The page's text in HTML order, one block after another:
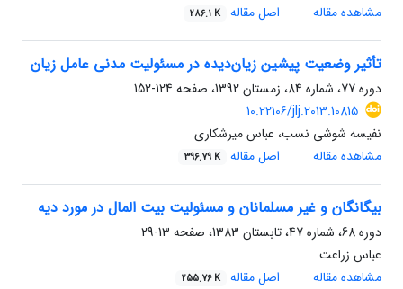
مشاهده مقاله
اصل مقاله 286.1 K
تأثیر وضعیت پیشین زیان‌دیده در مسئولیت مدنی عامل زیان
دوره 77، شماره 84، زمستان 1392، صفحه
124-152
10.22106/jlj.2013.10815
نفیسه شوشی نسب، عباس میرشکاری
مشاهده مقاله
اصل مقاله 396.79 K
بیگانگان و غیر مسلمانان و مسئولیت بیت المال در مورد دیه
دوره 68، شماره 47، تابستان 1383، صفحه
13-29
عباس زراعت
مشاهده مقاله
اصل مقاله 255.76 K